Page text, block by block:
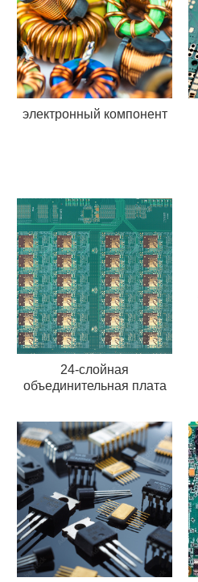
электронный компонент
24-слойная
объединительная плата